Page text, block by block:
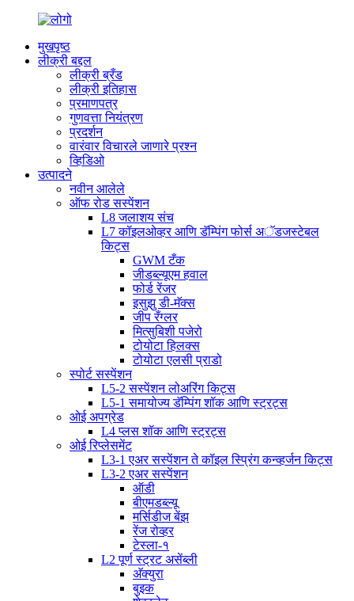
मुखपृष्ठ
लीक्री बद्दल
लीक्री ब्रँड
लीक्री इतिहास
प्रमाणपत्र
गुणवत्ता नियंत्रण
प्रदर्शन
वारंवार विचारले जाणारे प्रश्न
व्हिडिओ
उत्पादने
नवीन आलेले
ऑफ रोड सस्पेंशन
L8 जलाशय संच
L7 कॉइलओव्हर आणि डॅम्पिंग फोर्स अॅडजस्टेबल
किट्स
GWM टँक
जीडब्ल्यूएम हवाल
फोर्ड रेंजर
इसुझु डी-मॅक्स
जीप रँग्लर
मित्सुबिशी पजेरो
टोयोटा हिलक्स
टोयोटा एलसी प्राडो
स्पोर्ट सस्पेंशन
L5-2 सस्पेंशन लोअरिंग किट्स
L5-1 समायोज्य डॅम्पिंग शॉक आणि स्ट्रट्स
ओई अपग्रेड
L4 प्लस शॉक आणि स्ट्रट्स
ओई रिप्लेसमेंट
L3-1 एअर सस्पेंशन ते कॉइल स्प्रिंग कन्व्हर्जन किट्स
L3-2 एअर सस्पेंशन
ऑडी
बीएमडब्ल्यू
मर्सिडीज बेंझ
रेंज रोव्हर
टेस्ला-१
L2 पूर्ण स्ट्रट असेंब्ली
अ‍ॅक्युरा
बुइक